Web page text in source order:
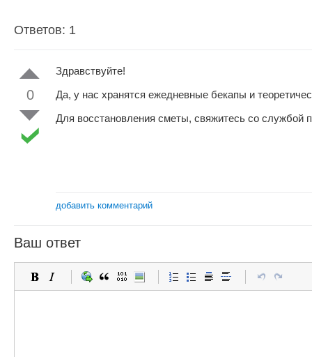
Ответов: 1
0
Здравствуйте!
Да, у нас хранятся ежедневные бекапы и
Для восстановления сметы, свяжитесь со службой
добавить комментарий
Ваш ответ